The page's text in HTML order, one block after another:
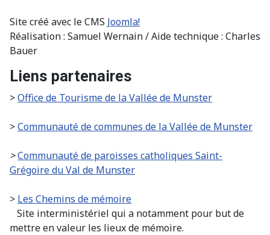
Site créé avec le CMS Joomla!
Réalisation : Samuel Wernain / Aide technique : Charles
Bauer
Liens partenaires
>Office de Tourisme de la Vallée de Munster
>Communauté de communes de la Vallée de Munster
>Communauté de paroisses catholiques Saint-
Grégoire du Val de Munster
> Les Chemins de mémoire
Site interministériel qui a notamment pour but de
mettre en valeur les lieux de mémoire.